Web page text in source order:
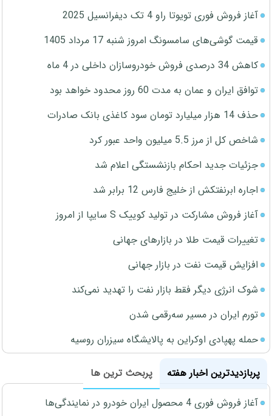
آغاز فروش فوری تویوتا راو 4 تک دیفرانسیل 2025
قیمت گوشی‌های سامسونگ امروز شنبه 17 مرداد 1405
کاهش 34 درصدی فروش خودروسازان داخلی در 4 ماه
توافق ایران و عمان به مدت 60 روز محدود خواهد بود
حذف 14 هزار میلیارد تومان سود کاغذی بانک صادرات
شاخص کل از مرز 5.5 میلیون واحد عبور کرد
جزئیات جدید احکام بازنشستگی اعلام شد
اجاره ابرنفتکش از خلیج فارس 12 برابر شد
آغاز فروش مشارکت در تولید کوییک S سایپا از امروز
تغییرات قیمت طلا در بازارهای جهانی
افزایش قیمت نفت در بازار جهانی
شوک انرژی دیگر فقط بازار نفت را تهدید نمی‌کند
تورم ایران در مسیر سه‌رقمی شدن
حمله پهپادی اوکراین به پالایشگاه سیزران روسیه
پربازدیدترین اخبار هفته
پربحث ترین ها
آغاز فروش فوری 4 محصول ایران خودرو در نمایندگی‌ها